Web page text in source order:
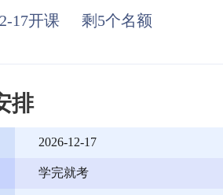
17开课 剩5个名额
排
2026-12-17
学完就考